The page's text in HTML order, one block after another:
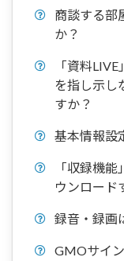
商談する部
か？
「資料
を指し示し
すか？
基本情報設
「収録機
ウンロード
録音・録画
GMOサイ